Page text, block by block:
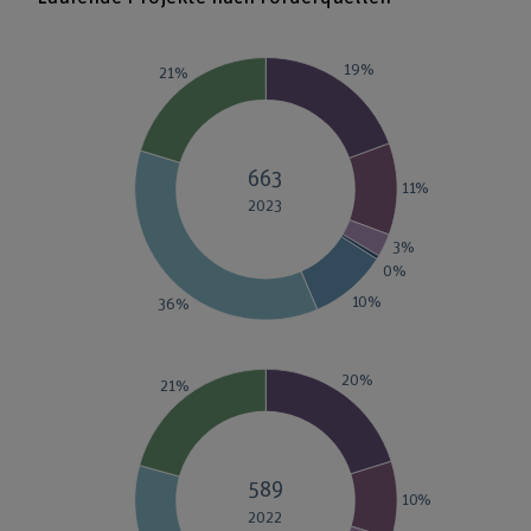
663
2023
19%
11%
3%
0%
10%
36%
21%
589
2022
20%
10%
21%